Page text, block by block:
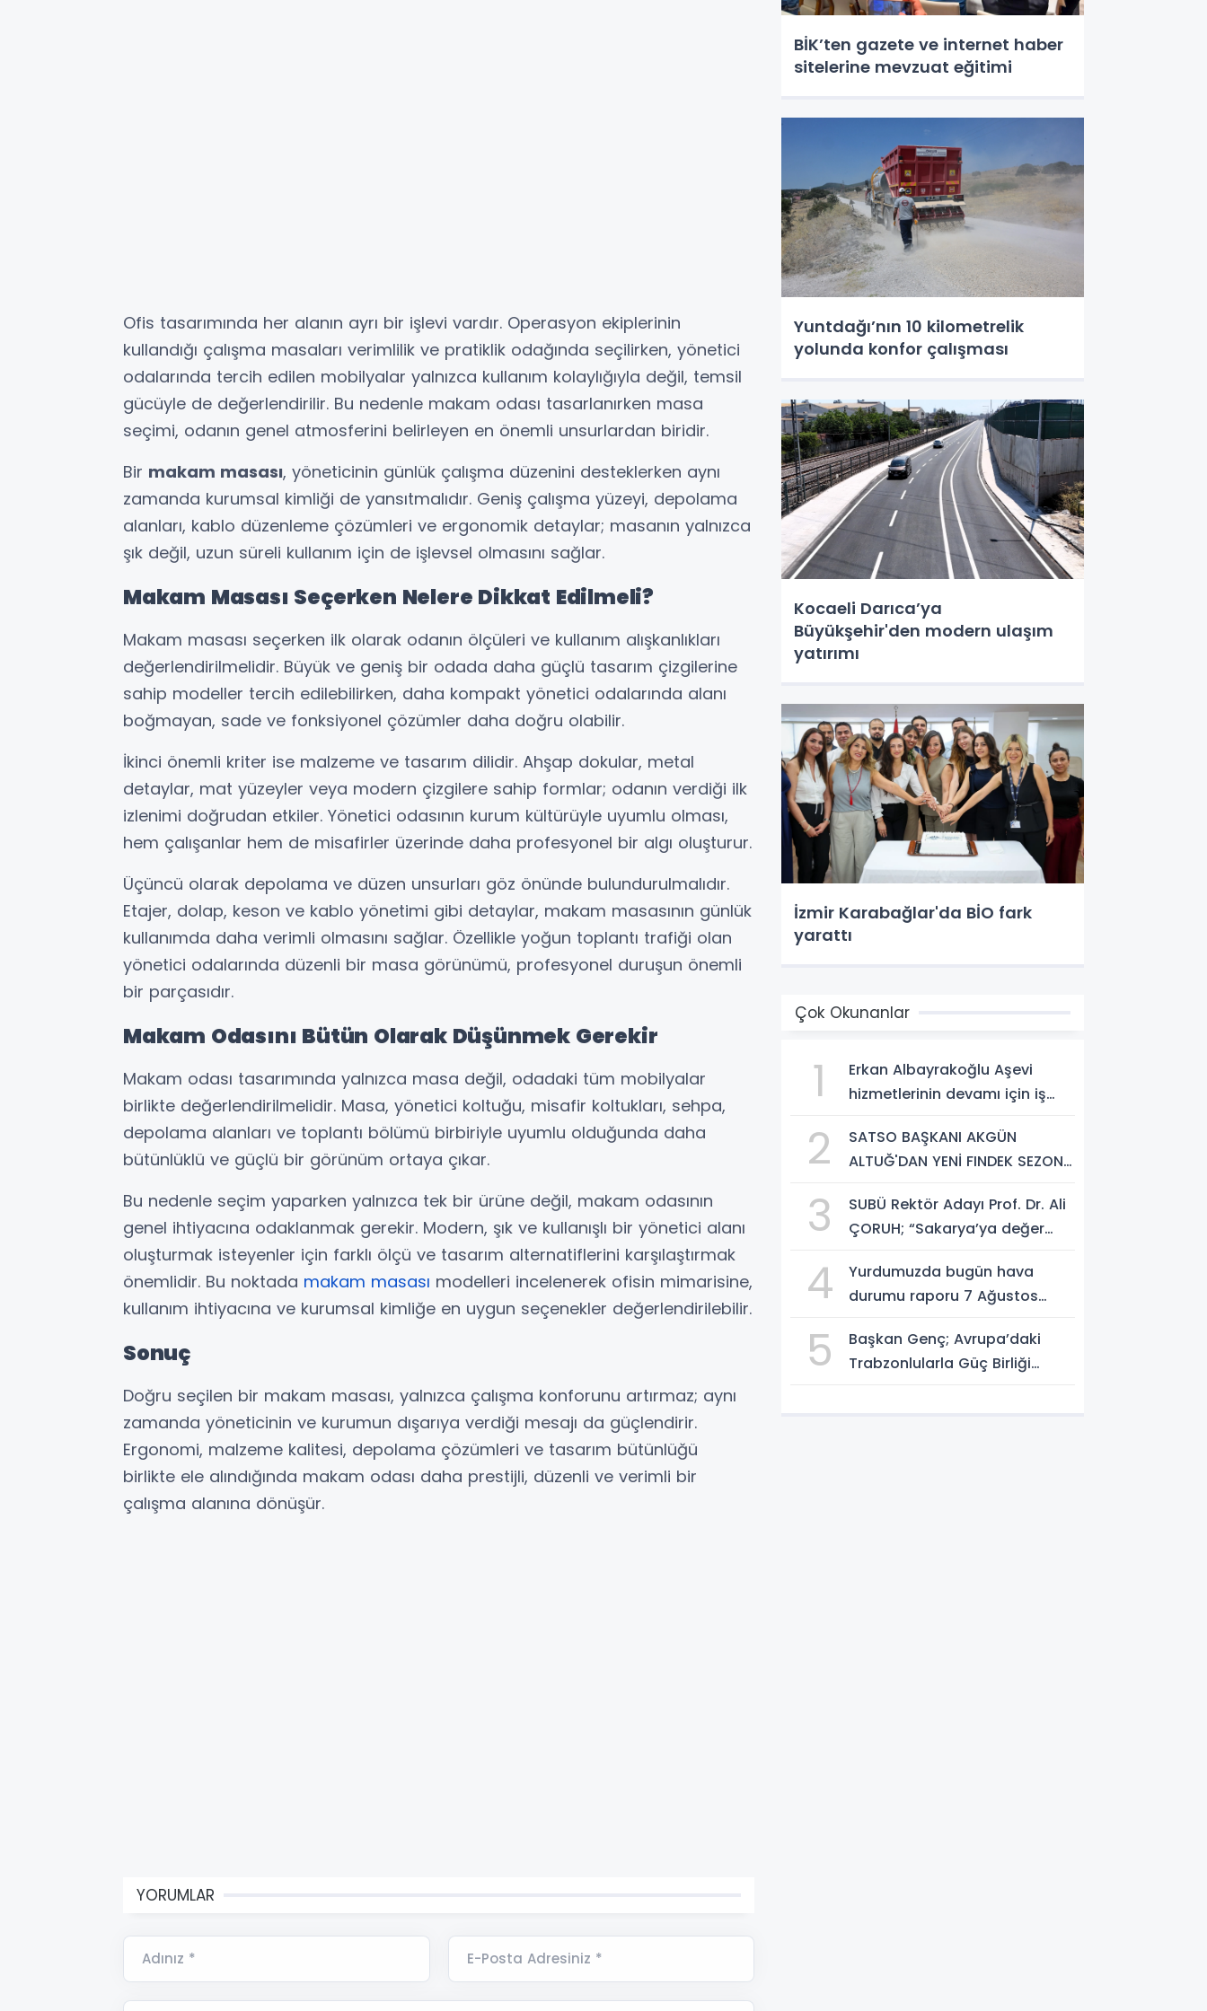
Ofis tasarımında her alanın ayrı bir işlevi vardır. Operasyon ekiplerinin
kullandığı çalışma masaları verimlilik ve pratiklik odağında seçilirken, yönetici
odalarında tercih edilen mobilyalar yalnızca kullanım kolaylığıyla değil, temsil
gücüyle de değerlendirilir. Bu nedenle makam odası tasarlanırken masa
seçimi, odanın genel atmosferini belirleyen en önemli unsurlardan biridir.
Bir makam masası, yöneticinin günlük çalışma düzenini desteklerken aynı
zamanda kurumsal kimliği de yansıtmalıdır. Geniş çalışma yüzeyi, depolama
alanları, kablo düzenleme çözümleri ve ergonomik detaylar; masanın yalnızca
şık değil, uzun süreli kullanım için de işlevsel olmasını sağlar.
Makam Masası Seçerken Nelere Dikkat Edilmeli?
Makam masası seçerken ilk olarak odanın ölçüleri ve kullanım alışkanlıkları
değerlendirilmelidir. Büyük ve geniş bir odada daha güçlü tasarım çizgilerine
sahip modeller tercih edilebilirken, daha kompakt yönetici odalarında alanı
boğmayan, sade ve fonksiyonel çözümler daha doğru olabilir.
İkinci önemli kriter ise malzeme ve tasarım dilidir. Ahşap dokular, metal
detaylar, mat yüzeyler veya modern çizgilere sahip formlar; odanın verdiği ilk
izlenimi doğrudan etkiler. Yönetici odasının kurum kültürüyle uyumlu olması,
hem çalışanlar hem de misafirler üzerinde daha profesyonel bir algı oluşturur.
Üçüncü olarak depolama ve düzen unsurları göz önünde bulundurulmalıdır.
Etajer, dolap, keson ve kablo yönetimi gibi detaylar, makam masasının günlük
kullanımda daha verimli olmasını sağlar. Özellikle yoğun toplantı trafiği olan
yönetici odalarında düzenli bir masa görünümü, profesyonel duruşun önemli
bir parçasıdır.
Makam Odasını Bütün Olarak Düşünmek Gerekir
Makam odası tasarımında yalnızca masa değil, odadaki tüm mobilyalar
birlikte değerlendirilmelidir. Masa, yönetici koltuğu, misafir koltukları, sehpa,
depolama alanları ve toplantı bölümü birbiriyle uyumlu olduğunda daha
bütünlüklü ve güçlü bir görünüm ortaya çıkar.
Bu nedenle seçim yaparken yalnızca tek bir ürüne değil, makam odasının
genel ihtiyacına odaklanmak gerekir. Modern, şık ve kullanışlı bir yönetici alanı
oluşturmak isteyenler için farklı ölçü ve tasarım alternatiflerini karşılaştırmak
önemlidir. Bu noktada makam masası modelleri incelenerek ofisin mimarisine,
kullanım ihtiyacına ve kurumsal kimliğe en uygun seçenekler değerlendirilebilir.
Sonuç
Doğru seçilen bir makam masası, yalnızca çalışma konforunu artırmaz; aynı
zamanda yöneticinin ve kurumun dışarıya verdiği mesajı da güçlendirir.
Ergonomi, malzeme kalitesi, depolama çözümleri ve tasarım bütünlüğü
birlikte ele alındığında makam odası daha prestijli, düzenli ve verimli bir
çalışma alanına dönüşür.
YORUMLAR
Adınız * E-Posta Adresiniz *
BİK’ten gazete ve internet haber
sitelerine mevzuat eğitimi
Yuntdağı’nın 10 kilometrelik
yolunda konfor çalışması
Kocaeli Darıca’ya
Büyükşehir'den modern ulaşım
yatırımı
İzmir Karabağlar'da BİO fark
yarattı
Çok Okunanlar
1
Erkan Albayrakoğlu Aşevi
hizmetlerinin devamı için iş
2
SATSO BAŞKANI AKGÜN
ALTUĞ'DAN YENİ FINDEK SEZONU
3
SUBÜ Rektör Adayı Prof. Dr. Ali
ÇORUH; “Sakarya’ya değer
etmek istiyorum”
4
Yurdumuzda bugün hava
durumu raporu 7 Ağustos
5
Başkan Genç; Avrupa’daki
Trabzonlularla Güç Birliği